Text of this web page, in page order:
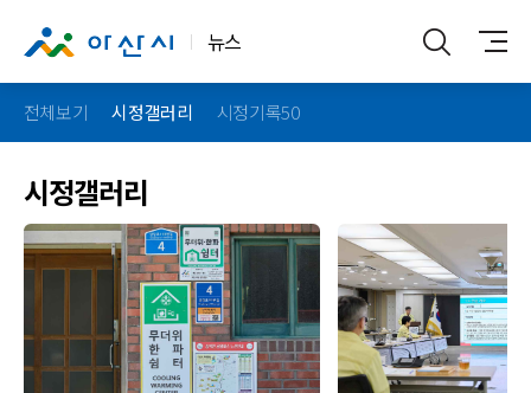
뉴스
전체보기 시정갤러리 시정기록50
시정갤러리